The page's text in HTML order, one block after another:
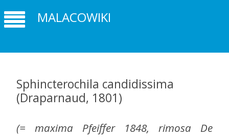
MALACOWIKI
Sphincterochila candidissima
(Draparnaud, 1801)
(= maxima Pfeiffer 1848, rimosa De